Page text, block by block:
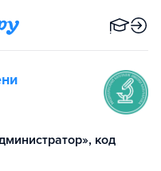
код